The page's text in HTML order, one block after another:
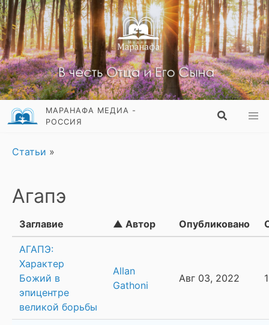
МАРАНАФА МЕДИА -
РОССИЯ
Статьи »
Агапэ
Заглавие ▲ Автор Опубликовано
АГАПЭ:
Характер
Божий в
эпицентре
великой борьбы
Allan
Gathoni
Авг 03, 2022